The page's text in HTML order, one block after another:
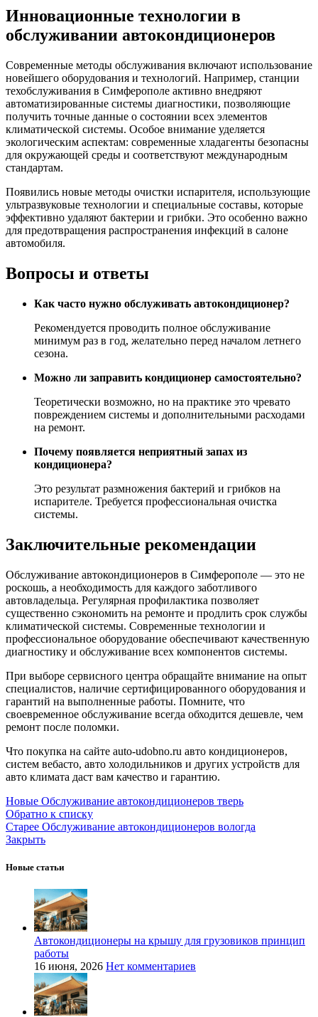
Инновационные технологии в
обслуживании автокондиционеров
Современные методы обслуживания включают использование
новейшего оборудования и технологий. Например, станции
техобслуживания в Симферополе активно внедряют
автоматизированные системы диагностики, позволяющие
получить точные данные о состоянии всех элементов
климатической системы. Особое внимание уделяется
экологическим аспектам: современные хладагенты безопасны
для окружающей среды и соответствуют международным
стандартам.
Появились новые методы очистки испарителя, использующие
ультразвуковые технологии и специальные составы, которые
эффективно удаляют бактерии и грибки. Это особенно важно
для предотвращения распространения инфекций в салоне
автомобиля.
Вопросы и ответы
Как часто нужно обслуживать автокондиционер?
Рекомендуется проводить полное обслуживание
минимум раз в год, желательно перед началом летнего
сезона.
Можно ли заправить кондиционер самостоятельно?
Теоретически возможно, но на практике это чревато
повреждением системы и дополнительными расходами
на ремонт.
Почему появляется неприятный запах из
кондиционера?
Это результат размножения бактерий и грибков на
испарителе. Требуется профессиональная очистка
системы.
Заключительные рекомендации
Обслуживание автокондиционеров в Симферополе — это не
роскошь, а необходимость для каждого заботливого
автовладельца. Регулярная профилактика позволяет
существенно сэкономить на ремонте и продлить срок службы
климатической системы. Современные технологии и
профессиональное оборудование обеспечивают качественную
диагностику и обслуживание всех компонентов системы.
При выборе сервисного центра обращайте внимание на опыт
специалистов, наличие сертифицированного оборудования и
гарантий на выполненные работы. Помните, что
своевременное обслуживание всегда обходится дешевле, чем
ремонт после поломки.
Что покупка на сайте auto-udobno.ru авто кондиционеров,
систем вебасто, авто холодильников и других устройств для
авто климата даст вам качество и гарантию.
Новые Обслуживание автокондиционеров тверь
Обратно к списку
Старее Обслуживание автокондиционеров вологда
Закрыть
Новые статьи
Автокондиционеры на крышу для грузовиков принцип
работы
16 июня, 2026 Нет комментариев